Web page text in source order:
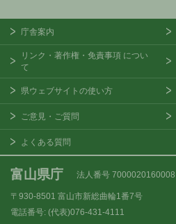
庁舎案内
リンク・著作権・免責事項 につい
て
県ウェブサイトの使い方
ご意見・ご質問
よくある質問
富山県庁 法人番号 7000020160008
〒930-8501 富山市新総曲輪1番7号
電話番号: (代表)076-431-4111